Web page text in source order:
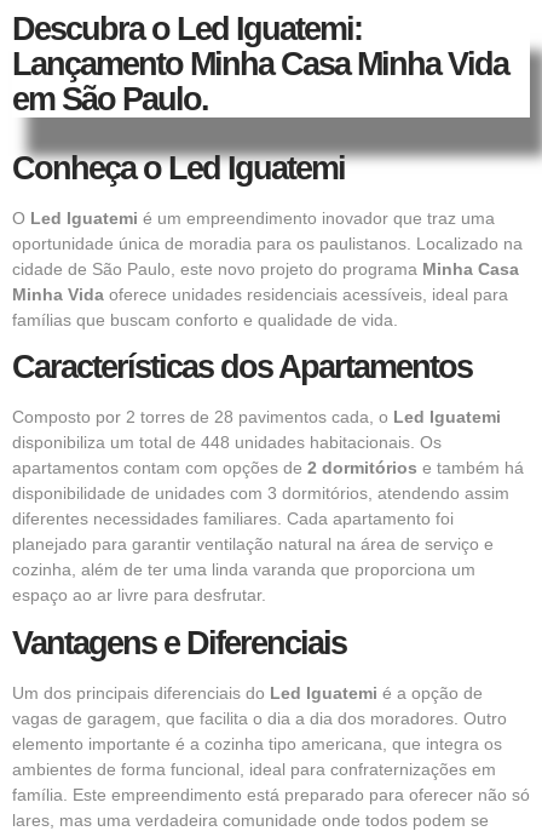
Descubra o Led Iguatemi:
Lançamento Minha Casa Minha Vida
em São Paulo.
Conheça o Led Iguatemi
O Led Iguatemi é um empreendimento inovador que traz uma
oportunidade única de moradia para os paulistanos. Localizado na
cidade de São Paulo, este novo projeto do programa Minha Casa
Minha Vida oferece unidades residenciais acessíveis, ideal para
famílias que buscam conforto e qualidade de vida.
Características dos Apartamentos
Composto por 2 torres de 28 pavimentos cada, o Led Iguatemi
disponibiliza um total de 448 unidades habitacionais. Os
apartamentos contam com opções de 2 dormitórios e também há
disponibilidade de unidades com 3 dormitórios, atendendo assim
diferentes necessidades familiares. Cada apartamento foi
planejado para garantir ventilação natural na área de serviço e
cozinha, além de ter uma linda varanda que proporciona um
espaço ao ar livre para desfrutar.
Vantagens e Diferenciais
Um dos principais diferenciais do Led Iguatemi é a opção de
vagas de garagem, que facilita o dia a dia dos moradores. Outro
elemento importante é a cozinha tipo americana, que integra os
ambientes de forma funcional, ideal para confraternizações em
família. Este empreendimento está preparado para oferecer não só
lares, mas uma verdadeira comunidade onde todos podem se